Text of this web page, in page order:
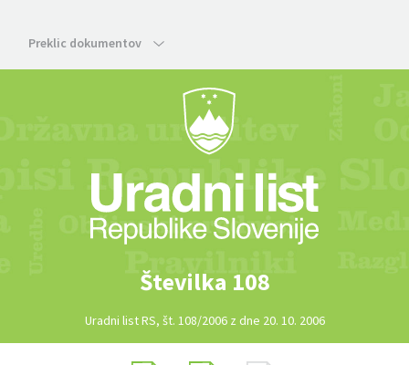
Preklic dokumentov
Številka 108
Uradni list RS, št. 108/2006 z dne 20. 10. 2006